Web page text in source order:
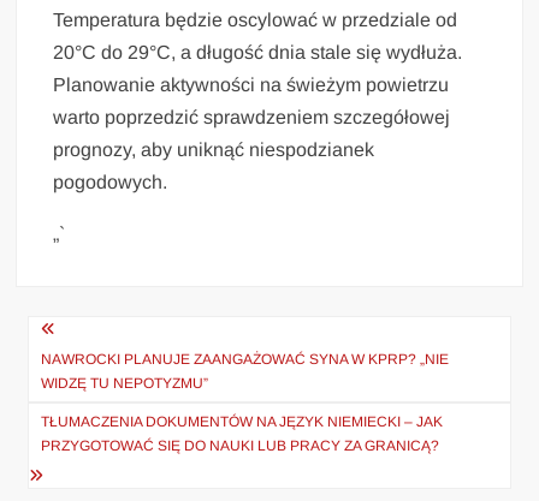
Temperatura będzie oscylować w przedziale od
20°C do 29°C, a długość dnia stale się wydłuża.
Planowanie aktywności na świeżym powietrzu
warto poprzedzić sprawdzeniem szczegółowej
prognozy, aby uniknąć niespodzianek
pogodowych.
„`
Nawigacja
wpisu
NAWROCKI PLANUJE ZAANGAŻOWAĆ SYNA W KPRP? „NIE
WIDZĘ TU NEPOTYZMU”
TŁUMACZENIA DOKUMENTÓW NA JĘZYK NIEMIECKI – JAK
PRZYGOTOWAĆ SIĘ DO NAUKI LUB PRACY ZA GRANICĄ?